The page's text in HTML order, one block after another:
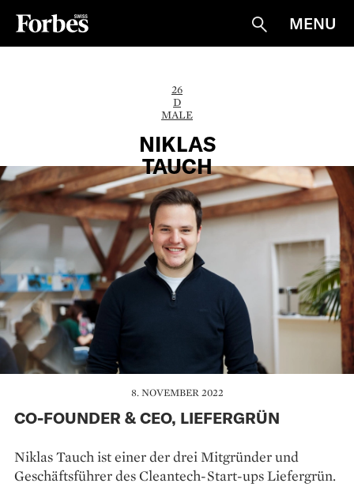
Suche
MENU
26
D
MALE
NIKLAS
TAUCH
8. NOVEMBER 2022
CO-FOUNDER & CEO, LIEFERGRÜN
Niklas Tauch ist einer der drei Mitgründer und
Geschäftsführer des Cleantech-Start-ups Liefergrün.